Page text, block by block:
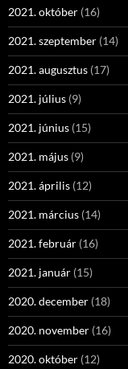
2021. október (16)
2021. szeptember (14)
2021. augusztus (17)
2021. július (9)
2021. június (15)
2021. május (9)
2021. április (12)
2021. március (14)
2021. február (16)
2021. január (15)
2020. december (18)
2020. november (16)
2020. október (12)